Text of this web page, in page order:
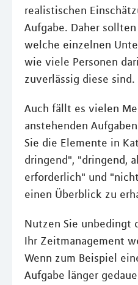
realistischen
Aufgabe. Daher
welche einzelnen
wie viele Personen
zuverlässig diese sind.
Auch fällt es vielen
anstehenden
Sie die Elemente in
dringend", "dringend,
erforderlich" und
einen Überblick zu
Nutzen Sie unbedingt
Ihr Zeitmanagement
Wenn zum Beispiel
Aufgabe länger